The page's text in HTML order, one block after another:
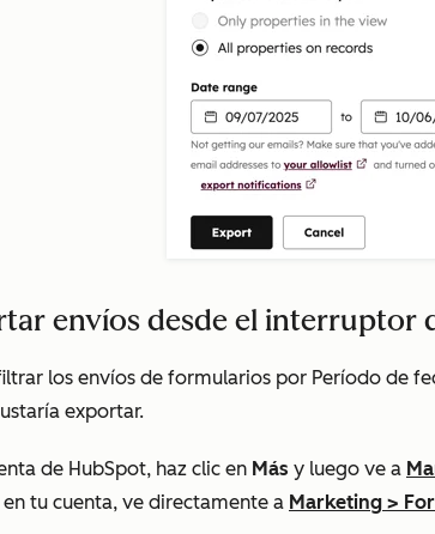
envíos desde el interruptor
los envíos de formularios por Período de
exportar.
de HubSpot, haz clic en Más y luego ve a
tu cuenta, ve directamente a Marketing >